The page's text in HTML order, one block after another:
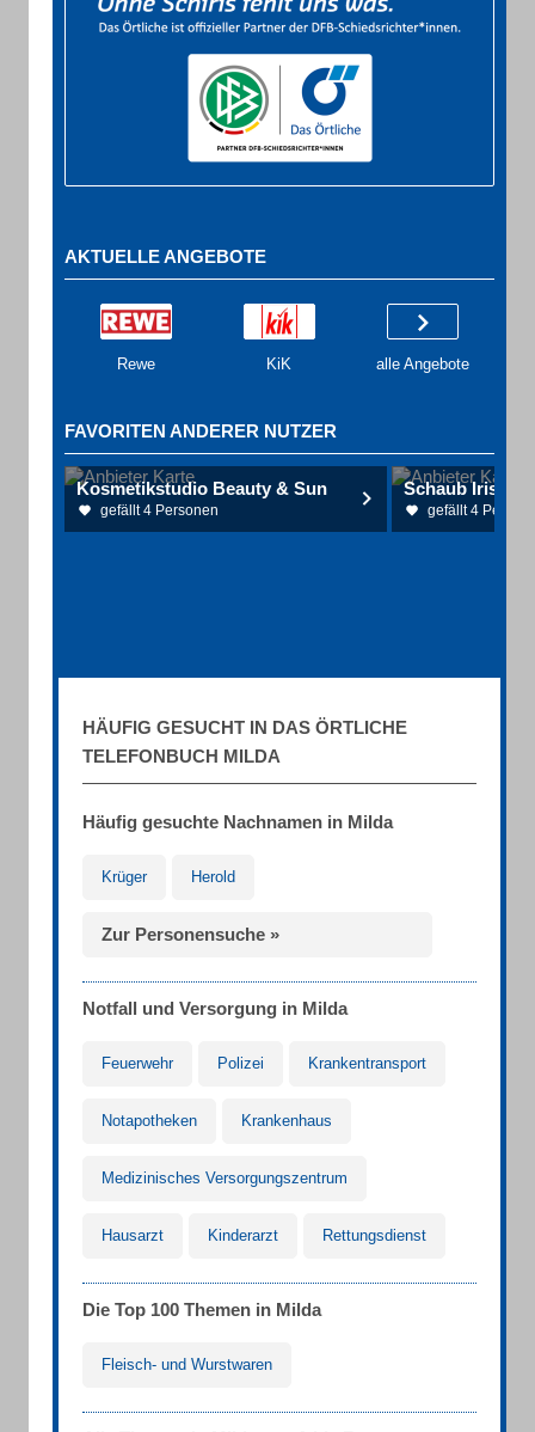
AKTUELLE ANGEBOTE
Rewe KiK alle Angebote
FAVORITEN ANDERER NUTZER
Kosmetikstudio Beauty & Sun
gefällt 4 Personen gefällt 4
HÄUFIG GESUCHT IN DAS ÖRTLICHE
TELEFONBUCH MILDA
Häufig gesuchte Nachnamen in Milda
Krüger Herold
Zur Personensuche »
Notfall und Versorgung in Milda
Feuerwehr Polizei Krankentransport
Notapotheken Krankenhaus
Medizinisches Versorgungszentrum
Hausarzt Kinderarzt Rettungsdienst
Die Top 100 Themen in Milda
Fleisch- und Wurstwaren